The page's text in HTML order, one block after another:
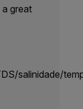
a great
salinidade/